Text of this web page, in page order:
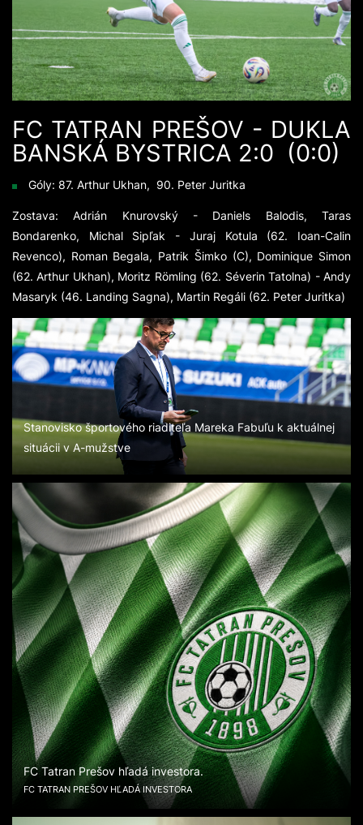
FC TATRAN PREŠOV - DUKLA
BANSKÁ BYSTRICA 2:0 (0:0)
Góly: 87. Arthur Ukhan, 90. Peter Juritka
Zostava: Adrián Knurovský - Daniels Balodis, Taras
Bondarenko, Michal Sipľak - Juraj Kotula (62. Ioan-Calin
Revenco), Roman Begala, Patrik Šimko (C), Dominique Simon
(62. Arthur Ukhan), Moritz Römling (62. Séverin Tatolna) - Andy
Masaryk (46. Landing Sagna), Martin Regáli (62. Peter Juritka)
Stanovisko športového riaditeľa Mareka Fabuľu k aktuálnej
situácii v A-mužstve
FC Tatran Prešov hľadá investora.
FC TATRAN PREŠOV HĽADÁ INVESTORA